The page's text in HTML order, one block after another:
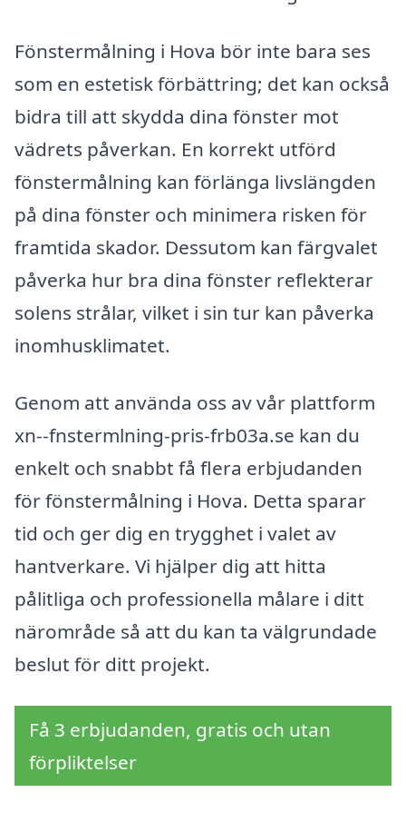
Fönstermålning i Hova bör inte bara ses
som en estetisk förbättring; det kan också
bidra till att skydda dina fönster mot
vädrets påverkan. En korrekt utförd
fönstermålning kan förlänga livslängden
på dina fönster och minimera risken för
framtida skador. Dessutom kan färgvalet
påverka hur bra dina fönster reflekterar
solens strålar, vilket i sin tur kan påverka
inomhusklimatet.
Genom att använda oss av vår plattform
xn--fnstermlning-pris-frb03a.se kan du
enkelt och snabbt få flera erbjudanden
för fönstermålning i Hova. Detta sparar
tid och ger dig en trygghet i valet av
hantverkare. Vi hjälper dig att hitta
pålitliga och professionella målare i ditt
närområde så att du kan ta välgrundade
beslut för ditt projekt.
Få 3 erbjudanden, gratis och utan
förpliktelser